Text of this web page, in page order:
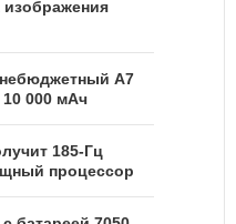
изображения
A7
10 000 мАч
185-Гц
процессор